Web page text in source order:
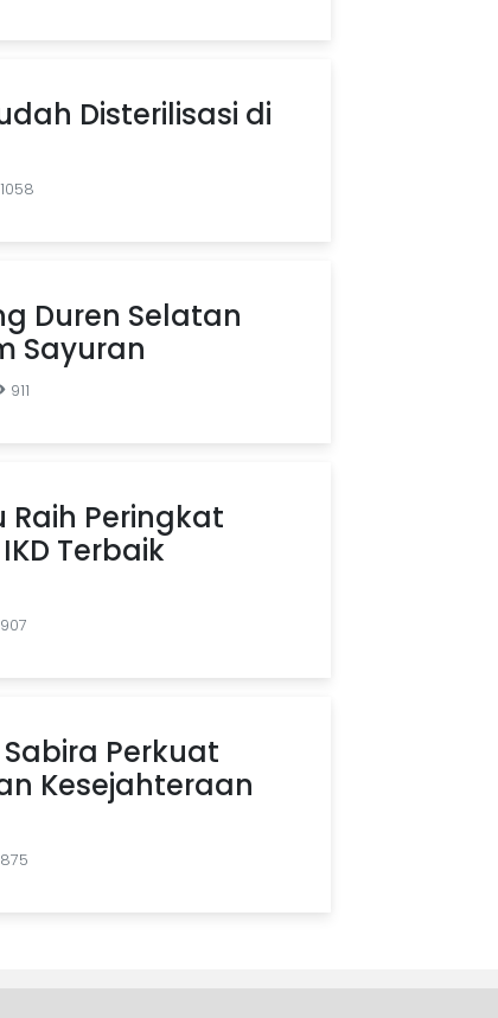
Disterilisasi di
1058
Duren Selatan
Sayuran
911
Raih Peringkat
Terbaik
907
Perkuat
Kesejahteraan
875